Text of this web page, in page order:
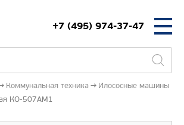
+7 (495) 974-37-47
Коммунальная техника
Илососные машины
КО-507АМ1